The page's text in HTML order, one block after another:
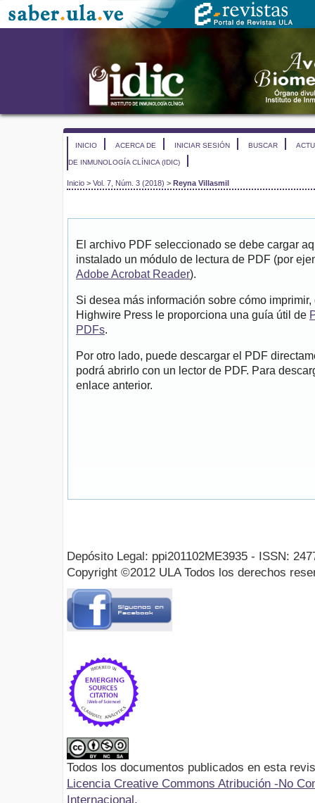
INICIO ACERCA DE INICIAR SESIÓN BUSCAR
DE INMUNOLOGÍA CLÍNICA (IDIC)
Inicio > Vol. 7, Núm. 3 (2018) > Reyna Villasmil
El archivo PDF seleccionado se debe cargar
instalado un módulo de lectura de PDF (por
Adobe Acrobat Reader).
Si desea más información sobre cómo
Highwire Press le proporciona una guía útil de
PDFs.
Por otro lado, puede descargar el PDF
podrá abrirlo con un lector de PDF. Para
enlace anterior.
Depósito Legal: ppi201102ME3935 - ISSN:
Copyright ©2012 ULA Todos los derechos
Todos los documentos publicados en esta
Licencia Creative Commons Atribución -No
Internacional.